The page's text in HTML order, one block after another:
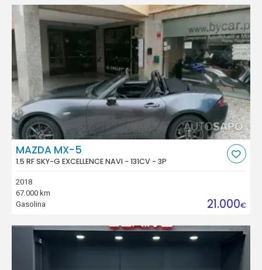
MAZDA MX-5
1.5 RF SKY-G EXCELLENCE NAVI - 131CV - 3P
2018
67.000 km
Gasolina
21.000€